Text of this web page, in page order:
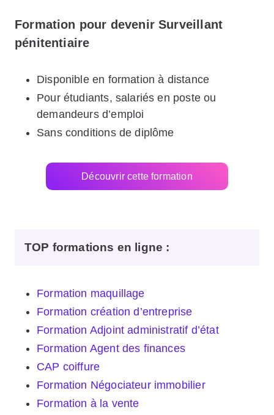
Formation pour devenir Surveillant
pénitentiaire
Disponible en formation à distance
Pour étudiants, salariés en poste ou
demandeurs d’emploi
Sans conditions de diplôme
Découvrir cette formation
TOP formations en ligne :
Formation maquillage
Formation création d’entreprise
Formation Adjoint administratif d’état
Formation Agent des finances
CAP coiffure
Formation Négociateur immobilier
Formation à la vente